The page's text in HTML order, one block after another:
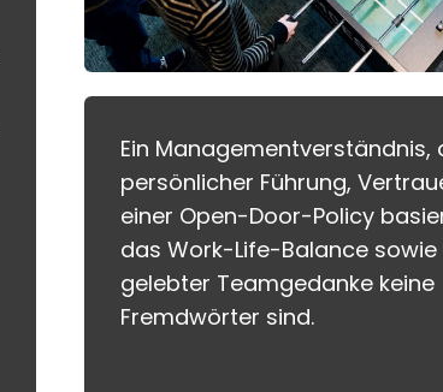
Ein Managementverständnis,
persönlicher Führung,
einer Open-Door-Policy
das Work-Life-Balance sowie
gelebter Teamgedanke keine
Fremdwörter sind.